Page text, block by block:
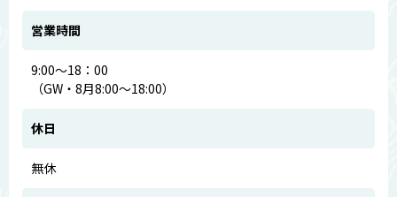
営業時間
9:00～18：00
（GW・8月8:00～18:00）
休日
無休